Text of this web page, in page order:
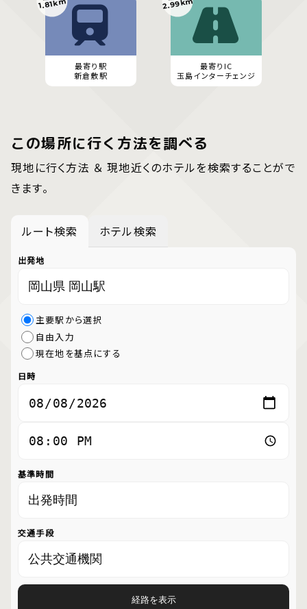
最寄り駅
新倉敷駅
1.81km
最寄りIC
玉島インターチェンジ
2.99km
この場所に行く方法を調べる
現地に行く方法 ＆ 現地近くのホテルを検索することがで
きます。
ルート検索 ホテル検索
出発地
主要駅から選択
自由入力
現在地を基点にする
日時
基準時間
交通手段
経路を表示